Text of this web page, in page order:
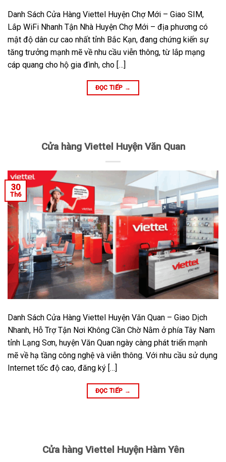
Danh Sách Cửa Hàng Viettel Huyện Chợ Mới – Giao SIM,
Lắp WiFi Nhanh Tận Nhà Huyện Chợ Mới – địa phương có
mật độ dân cư cao nhất tỉnh Bắc Kạn, đang chứng kiến sự
tăng trưởng mạnh mẽ về nhu cầu viễn thông, từ lắp mạng
cáp quang cho hộ gia đình, cho […]
ĐỌC TIẾP →
Cửa hàng Viettel Huyện Văn Quan
30
Th6
Danh Sách Cửa Hàng Viettel Huyện Văn Quan – Giao Dịch
Nhanh, Hỗ Trợ Tận Nơi Không Cần Chờ Nằm ở phía Tây Nam
tỉnh Lạng Sơn, huyện Văn Quan ngày càng phát triển mạnh
mẽ về hạ tầng công nghệ và viễn thông. Với nhu cầu sử dụng
Internet tốc độ cao, đăng ký […]
ĐỌC TIẾP →
Cửa hàng Viettel Huyện Hàm Yên